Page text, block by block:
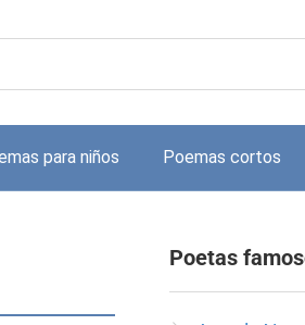
para niños Poemas cortos
Poetas